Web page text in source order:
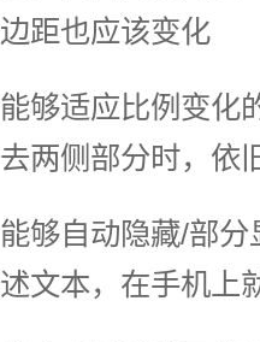
边距也应该变化
能够适应比例变化
去两侧部分时，依
能够自动隐藏/部
述文本，在手机上